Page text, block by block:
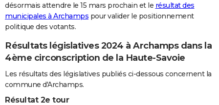
S'inscrire
Se connecter
Lycées
Collèges
Primaires
Universités
Entreprises
Service militaire
Avis de recherche
AVIS DE DÉCÈS
désormais attendre le 15 mars prochain et le résultat des
municipales à Archamps pour valider le positionnement
politique des votants.
Résultats législatives 2024 à Archamps dans la
4ème circonscription de la Haute-Savoie
Les résultats des législatives publiés ci-dessous concernent la
commune d'Archamps.
Résultat 2e tour